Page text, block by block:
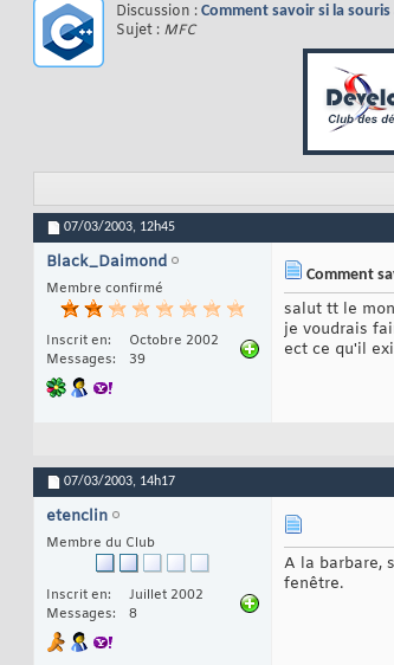
Discussion : Comment savoir si la
Sujet : MFC
07/03/2003, 12h45
Black_Daimond
Membre confirmé
Inscrit en
Octobre 2002
Messages
39
Comment
salut tt le
je voudrais
ect ce qu'il
07/03/2003, 14h17
etenclin
Membre du Club
Inscrit en
Juillet 2002
Messages
8
A la barbare,
fenêtre.